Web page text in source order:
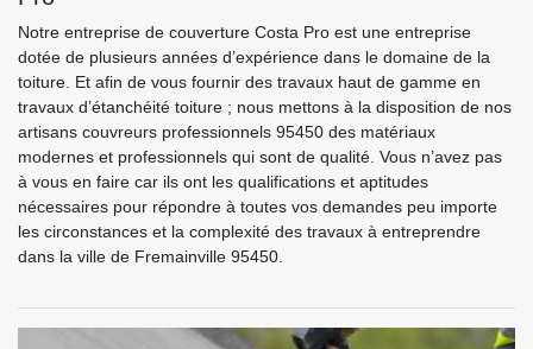
Notre entreprise de couverture Costa Pro est une entreprise
dotée de plusieurs années d’expérience dans le domaine de la
toiture. Et afin de vous fournir des travaux haut de gamme en
travaux d’étanchéité toiture ; nous mettons à la disposition de nos
artisans couvreurs professionnels 95450 des matériaux
modernes et professionnels qui sont de qualité. Vous n’avez pas
à vous en faire car ils ont les qualifications et aptitudes
nécessaires pour répondre à toutes vos demandes peu importe
les circonstances et la complexité des travaux à entreprendre
dans la ville de Fremainville 95450.